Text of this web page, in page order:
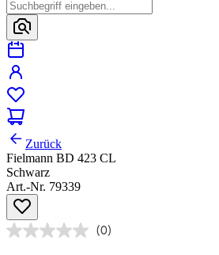
Zurück
Fielmann BD 423 CL
Schwarz
Art.-Nr. 79339
(0)